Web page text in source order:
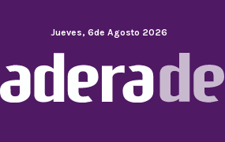
Jueves, 6de Agosto 2026